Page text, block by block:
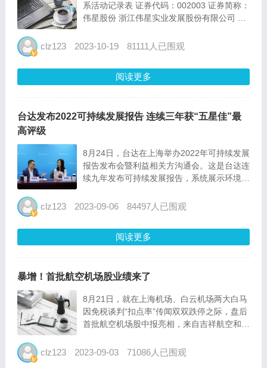
系活动记录表 证券代码：002003 证券简称：
伟星股份 浙江伟星实业发展股份有限公司 投
关系活动 类别...
clz123 2023-10-19 81111人已围观
阅读更多
台达发布2022可持续发展报告 连续三年获“五星佳”最
高评级
8月24日，台达在上海举办2022年可持续发展
报告发布会暨利益相关方沟通会。这是台达连
续九年发布可持续发展报告，系统展示环境、
告响应双碳战略，开篇设置“立足双碳 共创净
展。台达订定...
clz123 2023-09-06 84497人已围观
阅读更多
暴增！首批航空机场股业绩来了
8月21日，就在上海机场、白云机场两大白马
因免税谈判“扣点率”传闻双双跌停之际，盘后
首批航空机场股中报亮相，来自吉祥航空和海
比均暴涨，旅客运输（吞吐）量等关键指标也
clz123 2023-09-03 71086人已围观